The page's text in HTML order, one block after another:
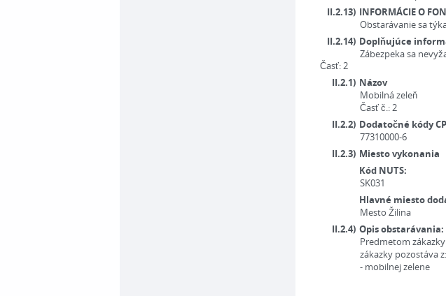
II.2.13) INFORMÁCIE O
Obstarávanie sa
II.2.14) Doplňujúce
Zábezpeka sa
Časť: 2
II.2.1) Názov
Mobilná zeleň
Časť č.:2
II.2.2) Dodatočné kódy
77310000-6
II.2.3) Miesto vykonania
Kód NUTS:
SK031
Hlavné miesto
Mesto Žilina
II.2.4) Opis obstarávania:
Predmetom
zákazky pozostáva z:
- mobilnej zelene